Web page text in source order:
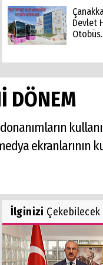
Devlet
DÖNEM
ekranlarının
İlginizi